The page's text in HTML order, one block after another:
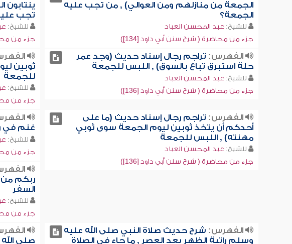
الجمعة من منازلهم ومن العوالي) , من تجب عليه
الجمعة؟
للشيخ: عبد المحسن العباد
جزء من محاضرة ( شرح سنن أبي داود [134])
ينتابون
تجب
للشيخ:
جزء من
الفهرس: تراجم رجال إسناد حديث (وجد عمر
حلة استبرق تباع بالسوق) , اللبس للجمعة
للشيخ: عبد المحسن العباد
جزء من محاضرة ( شرح سنن أبي داود [136])
ثوبين
للجمعة
للشيخ:
جزء من
الفهرس: تراجم رجال إسناد حديث (ما على
أحدكم أن يتخذ ثوبين ليوم الجمعة سوى ثوبي
مهنته) , اللبس للجمعة
للشيخ: عبد المحسن العباد
جزء من محاضرة ( شرح سنن أبي داود [136])
غنم في
للشيخ:
جزء من
ربكم من
السفر
للشيخ:
جزء من
الفهرس: شرح حديث صلاة النبي صلى الله عليه
وسلم راتبة الظهر بعد العصر , ما جاء في الصلاة
صلى